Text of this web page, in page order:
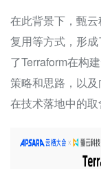
在此背景下，甄
复用等方式，形
了Terraform在构
策略和思路，以
在技术落地中的取